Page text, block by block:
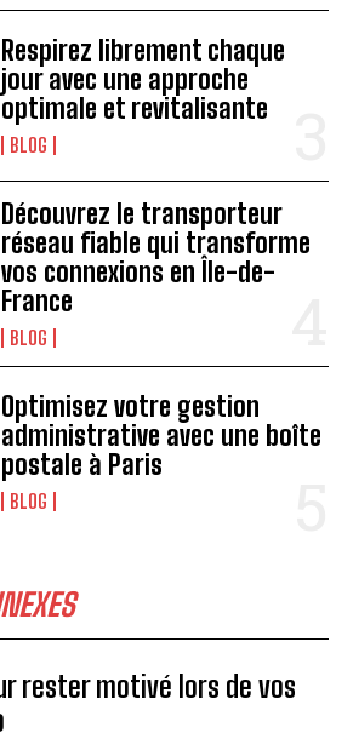
Respirez librement chaque
jour avec une approche
optimale et revitalisante
BLOG
Découvrez le transporteur
réseau fiable qui transforme
vos connexions en Île-de-
France
BLOG
Optimisez votre gestion
administrative avec une boîte
postale à Paris
BLOG
rester motivé lors de vos